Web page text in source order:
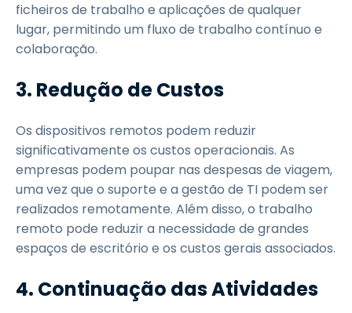
ficheiros de trabalho e aplicações de qualquer
lugar, permitindo um fluxo de trabalho contínuo e
colaboração.
3. Redução de Custos
Os dispositivos remotos podem reduzir
significativamente os custos operacionais. As
empresas podem poupar nas despesas de viagem,
uma vez que o suporte e a gestão de TI podem ser
realizados remotamente. Além disso, o trabalho
remoto pode reduzir a necessidade de grandes
espaços de escritório e os custos gerais associados.
4. Continuação das Atividades